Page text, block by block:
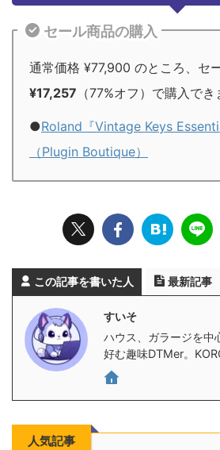
セール商品の購入
通常価格 ¥77,900 のところ、セ
¥17,257 （77%オフ）で購入でき
●Roland『Vintage Keys
（Plugin Boutique）
この記事を書いた人 最新記事
すいそ
ハウス、ガラージを中
好む趣味DTMer。
人気記事